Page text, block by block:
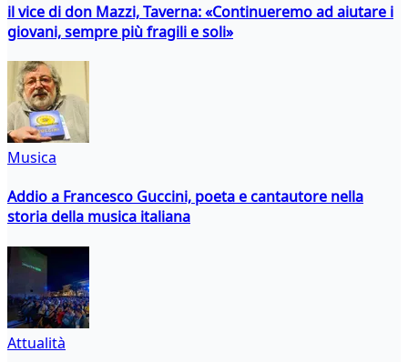
il vice di don Mazzi, Taverna: «Continueremo ad aiutare i
giovani, sempre più fragili e soli»
Musica
Addio a Francesco Guccini, poeta e cantautore nella
storia della musica italiana
Attualità